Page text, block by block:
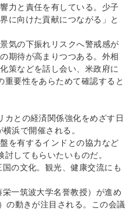
力と責任を有している。少子
に向けた貢献につながる」と
気の下振れリスクへ警戒感が
期待が高まりつつある。外相
策などを話し会い、米政府に
要性をあらためて確認すると
との経済関係強化をめざす日
浜で開催される。
を有するインドとの協力など
してもらいたいものだ。
の文化。観光、健康交流にも
一筑波大学名誉教授）が進め
の動きが注目される。この会議